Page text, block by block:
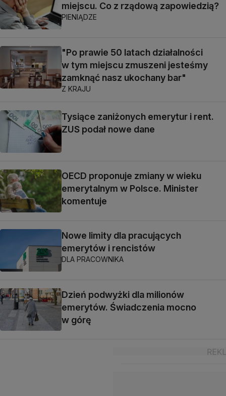
miejscu. Co z rządową zapowiedzią?
PIENIĄDZE
"Po prawie 50 latach działalności
w tym miejscu zmuszeni jesteśmy
zamknąć nasz ukochany bar"
Z KRAJU
Tysiące zaniżonych emerytur i rent.
ZUS podał nowe dane
OECD proponuje zmiany w wieku
emerytalnym w Polsce. Minister
komentuje
Nowe limity dla pracujących
emerytów i rencistów
DLA PRACOWNIKA
Dzień podwyżki dla milionów
emerytów. Świadczenia mocno
w górę